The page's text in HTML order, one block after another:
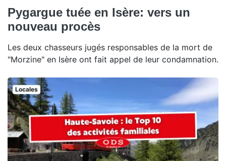
Pygargue tuée en Isère: vers un
nouveau procès
Les deux chasseurs jugés responsables de la mort de
"Morzine" en Isère ont fait appel de leur condamnation.
Locales